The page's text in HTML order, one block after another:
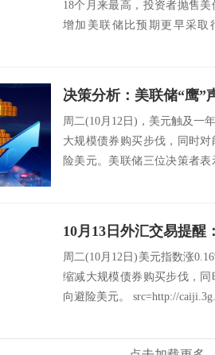
18个月来最高，投资者抛售
增加美联储比预期更早采取
周二(10月12日)，美元触及一
大规模债券购买步伐，同时
险美元。美联储三位决策者
周二(10月12日)美元指数涨
缩减大规模债券购买步伐，
向避险美元。 src=http://